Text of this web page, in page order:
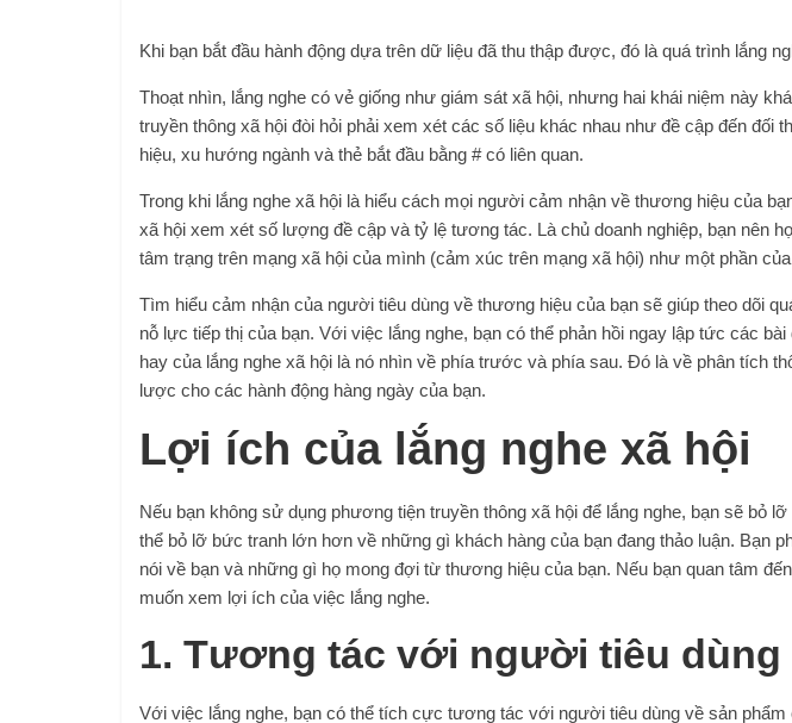
Khi bạn bắt đầu hành động dựa trên dữ liệu đã thu thập được, đó là quá trình lắng
Thoạt nhìn, lắng nghe có vẻ giống như giám sát xã hội, nhưng hai khái niệm này
truyền thông xã hội đòi hỏi phải xem xét các số liệu khác nhau như đề cập đến đối
hiệu, xu hướng ngành và thẻ bắt đầu bằng # có liên quan.
Trong khi lắng nghe xã hội là hiểu cách mọi người cảm nhận về thương hiệu của
xã hội xem xét số lượng đề cập và tỷ lệ tương tác. Là chủ doanh nghiệp, bạn nên
tâm trạng trên mạng xã hội của mình (cảm xúc trên mạng xã hội) như một phần
Tìm hiểu cảm nhận của người tiêu dùng về thương hiệu của bạn sẽ giúp theo dõi
nỗ lực tiếp thị của bạn. Với việc lắng nghe, bạn có thể phản hồi ngay lập tức các
hay của lắng nghe xã hội là nó nhìn về phía trước và phía sau. Đó là về phân tích
lược cho các hành động hàng ngày của bạn.
Lợi ích của lắng nghe xã hội
Nếu bạn không sử dụng phương tiện truyền thông xã hội để lắng nghe, bạn sẽ bỏ
thể bỏ lỡ bức tranh lớn hơn về những gì khách hàng của bạn đang thảo luận. Bạn
nói về bạn và những gì họ mong đợi từ thương hiệu của bạn. Nếu bạn quan tâm
muốn xem lợi ích của việc lắng nghe.
1. Tương tác với người tiêu dùng
Với việc lắng nghe, bạn có thể tích cực tương tác với người tiêu dùng về sản